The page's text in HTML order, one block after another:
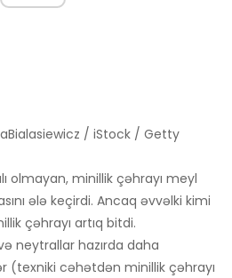
/ iStock / Getty
olmayan, minillik çəhrayı meyl
ələ keçirdi. Ancaq əvvəlki kimi
çəhrayı artıq bitdi.
neytrallar hazırda daha
(texniki cəhətdən minillik çəhrayı